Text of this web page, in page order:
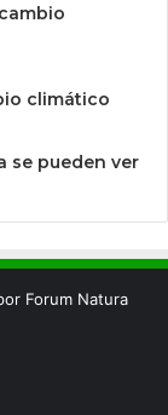
climático
se pueden ver
Forum Natura